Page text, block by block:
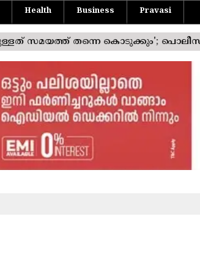
Health Business Pravasi